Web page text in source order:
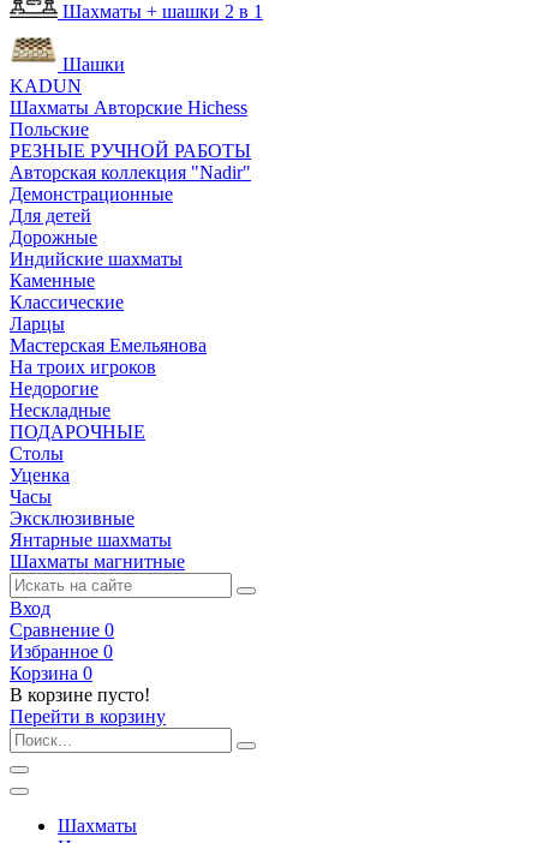
Шахматы + шашки 2 в 1
Шашки
KADUN
Шахматы Авторские Hichess
Польские
РЕЗНЫЕ РУЧНОЙ РАБОТЫ
Авторская коллекция "Nadir"
Демонстрационные
Для детей
Дорожные
Индийские шахматы
Каменные
Классические
Ларцы
Мастерская Емельянова
На троих игроков
Недорогие
Нескладные
ПОДАРОЧНЫЕ
Столы
Уценка
Часы
Эксклюзивные
Янтарные шахматы
Шахматы магнитные
Вход
Сравнение 0
Избранное 0
Корзина 0
В корзине пусто!
Перейти в корзину
Шахматы